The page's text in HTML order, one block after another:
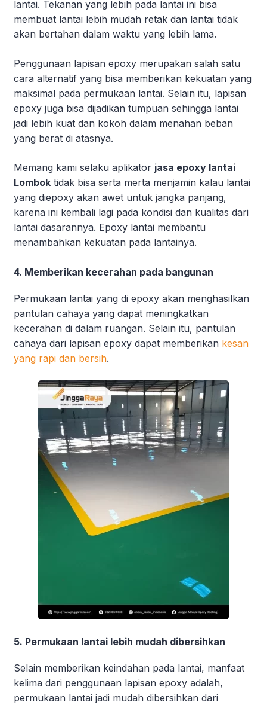
lantai. Tekanan yang lebih pada lantai ini bisa
membuat lantai lebih mudah retak dan lantai tidak
akan bertahan dalam waktu yang lebih lama.
Penggunaan lapisan epoxy merupakan salah satu
cara alternatif yang bisa memberikan kekuatan yang
maksimal pada permukaan lantai. Selain itu, lapisan
epoxy juga bisa dijadikan tumpuan sehingga lantai
jadi lebih kuat dan kokoh dalam menahan beban
yang berat di atasnya.
Memang kami selaku aplikator jasa epoxy lantai
Lombok tidak bisa serta merta menjamin kalau lantai
yang diepoxy akan awet untuk jangka panjang,
karena ini kembali lagi pada kondisi dan kualitas dari
lantai dasarannya. Epoxy lantai membantu
menambahkan kekuatan pada lantainya.
4. Memberikan kecerahan pada bangunan
Permukaan lantai yang di epoxy akan menghasilkan
pantulan cahaya yang dapat meningkatkan
kecerahan di dalam ruangan. Selain itu, pantulan
cahaya dari lapisan epoxy dapat memberikan kesan
yang rapi dan bersih.
5. Permukaan lantai lebih mudah dibersihkan
Selain memberikan keindahan pada lantai, manfaat
kelima dari penggunaan lapisan epoxy adalah,
permukaan lantai jadi mudah dibersihkan dari